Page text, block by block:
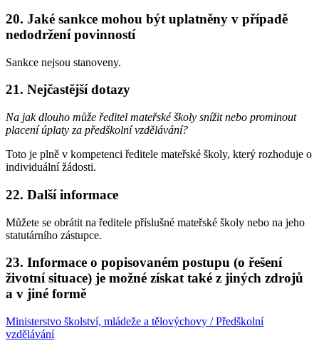
20. Jaké sankce mohou být uplatněny v případě
nedodržení povinností
Sankce nejsou stanoveny.
21. Nejčastější dotazy
Na jak dlouho může ředitel mateřské školy snížit nebo prominout
placení úplaty za předškolní vzdělávání?
Toto je plně v kompetenci ředitele mateřské školy, který rozhoduje o
individuální žádosti.
22. Další informace
Můžete se obrátit na ředitele příslušné mateřské školy nebo na jeho
statutárního zástupce.
23. Informace o popisovaném postupu (o řešení
životní situace) je možné získat také z jiných zdrojů
a v jiné formě
Ministerstvo školství, mládeže a tělovýchovy / Předškolní
vzdělávání